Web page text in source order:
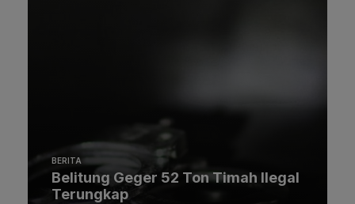
BERITA
Belitung Geger 52 Ton Timah Ilegal
Terungkap